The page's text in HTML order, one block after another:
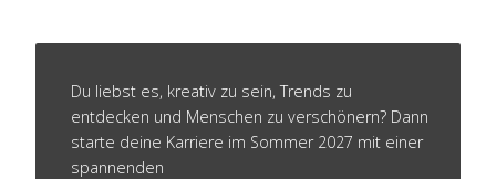
Du liebst es, kreativ zu sein, Trends zu
entdecken und Menschen zu verschönern? Dann
starte deine Karriere im Sommer 2027 mit einer
spannenden